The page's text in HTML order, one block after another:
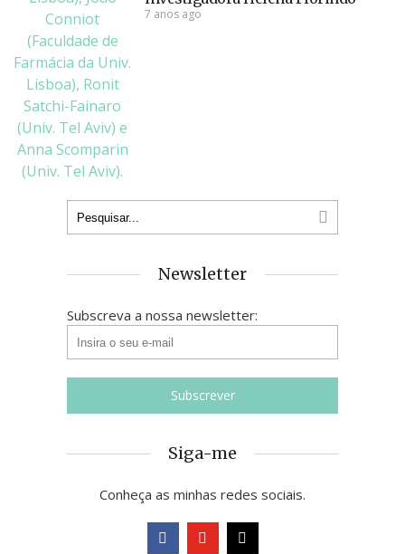
7 anos ago
Newsletter
Subscreva a nossa newsletter:
Siga-me
Conheça as minhas redes sociais.